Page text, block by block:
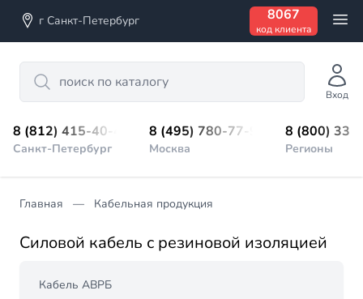
г Санкт-Петербург 8067
код клиента
Search
Вход
8 (812) 415-40-45
Санкт-Петербург
8 (495) 780-77-98
Москва
8 (800)
Регионы
Главная Кабельная продукция
Силовой кабель с резиновой изоляцией
Кабель АВРБ